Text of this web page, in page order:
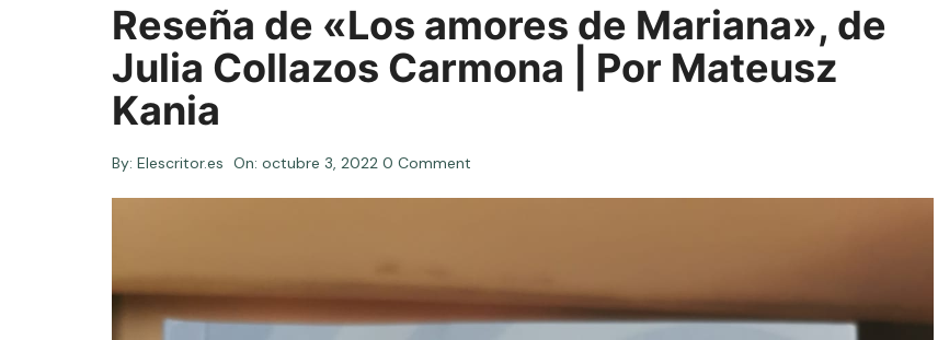
Reseña de «Los amores de Mariana», de
Julia Collazos Carmona | Por Mateusz
Kania
By: Elescritor.es On: octubre 3, 2022 0 Comment